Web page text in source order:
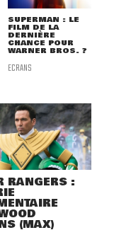
SUPERMAN : LE
FILM DE LA
DERNIÈRE
CHANCE POUR
WARNER BROS. ?
ECRANS
RANGERS :
(MAX)